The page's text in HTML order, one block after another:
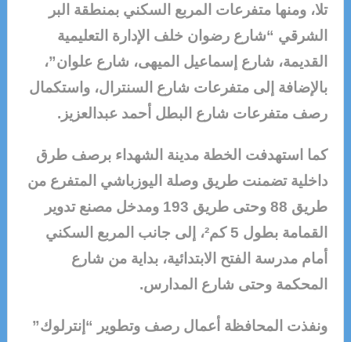
تلا، ومنها متفرعات المربع السكني بمنطقة البر
الشرقي “شارع رضوان خلف الإدارة التعليمية
القديمة، شارع إسماعيل الميهى، شارع علوان”،
بالإضافة إلى متفرعات شارع السنترال، واستكمال
رصف متفرعات شارع البطل أحمد عبدالعزيز.
كما استهدفت الخطة مدينة الشهداء برصف طرق
داخلية تضمنت طريق وصلة اليوزباشي المتفرع من
طريق 88 وحتى طريق 193 ومدخل مصنع تدوير
القمامة بطول 5 كم²، إلى جانب المربع السكني
أمام مدرسة الفتح الابتدائية، بداية من شارع
المحكمة وحتى شارع المدارس.
ونفذت المحافظة أعمال رصف وتطوير “إنترلوك”